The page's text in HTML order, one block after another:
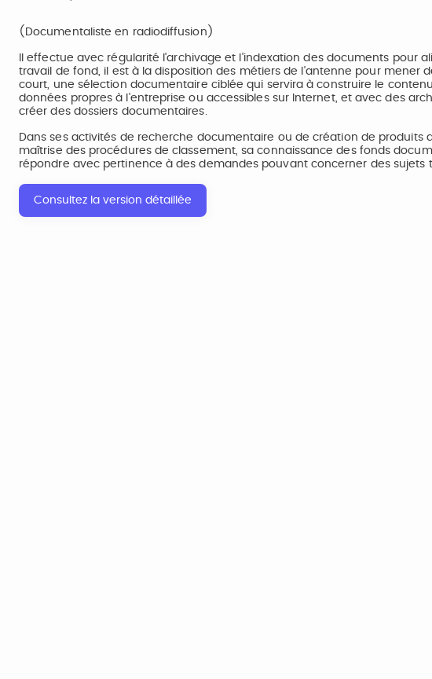
(Documentaliste en radiodiffusion)
Il effectue avec régularité l'archivage et l'indexation des documents pour
travail de fond, il est à la disposition des métiers de l'antenne pour mener
court, une sélection documentaire ciblée qui servira à construire le
données propres à l'entreprise ou accessibles sur Internet, et avec des
créer des dossiers documentaires.
Dans ses activités de recherche documentaire ou de création de
maîtrise des procédures de classement, sa connaissance des fonds
répondre avec pertinence à des demandes pouvant concerner des sujets
Consultez la version détaillée